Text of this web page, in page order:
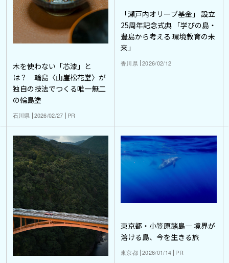
木を使わない「芯漆」と
は？ 輪島〈山崖松花堂〉が
独自の技法でつくる唯一無二
の輪島塗
石川県 2026/02/27 PR
「瀬戸内オリーブ基金」 設立
25周年記念式典 「学びの島・
豊島から考える 環境教育の未
来」
香川県 2026/02/12
東京都・小笠原諸島― 境界が
溶ける島、今を生きる旅
東京都 2026/01/14 PR